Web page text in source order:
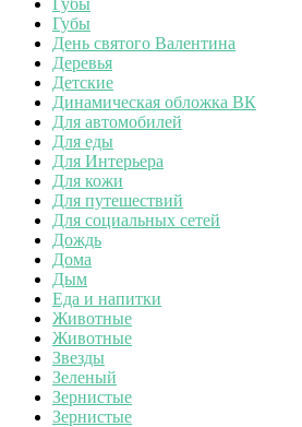
Губы
День святого Валентина
Деревья
Детские
Динамическая обложка ВК
Для автомобилей
Для еды
Для Интерьера
Для кожи
Для путешествий
Для социальных сетей
Дождь
Дома
Дым
Еда и напитки
Животные
Животные
Звезды
Зеленый
Зернистые
Зернистые